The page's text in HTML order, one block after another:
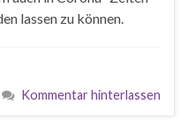
lassen zu können.
Kommentar hinterlassen